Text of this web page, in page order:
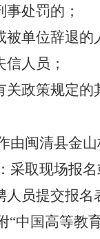
处罚的；
单位辞退的
人员；
政策规定的
由闽清县金
采取现场报名
人员提交报名
“中国高等教